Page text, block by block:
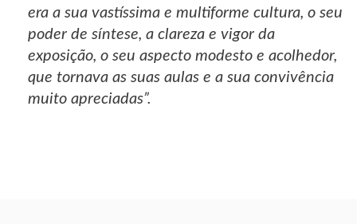
era a sua vastíssima e multiforme cultura, o seu
poder de síntese, a clareza e vigor da
exposição, o seu aspecto modesto e acolhedor,
que tornava as suas aulas e a sua convivência
muito apreciadas”.